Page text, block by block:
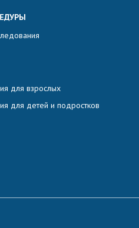
для взрослых
для детей и подростков